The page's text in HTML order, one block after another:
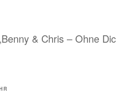
& Chris – Ohne